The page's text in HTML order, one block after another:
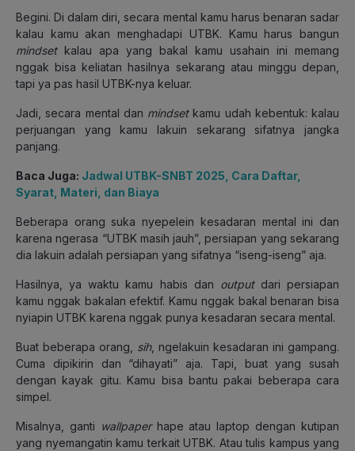
Begini. Di dalam diri, secara mental kamu harus benaran sadar
kalau kamu akan menghadapi UTBK. Kamu harus bangun
mindset kalau apa yang bakal kamu usahain ini memang
nggak bisa keliatan hasilnya sekarang atau minggu depan,
tapi ya pas hasil UTBK-nya keluar.
Jadi, secara mental dan mindset kamu udah kebentuk: kalau
perjuangan yang kamu lakuin sekarang sifatnya jangka
panjang.
Baca Juga: Jadwal UTBK-SNBT 2025, Cara Daftar,
Syarat, Materi, dan Biaya
Beberapa orang suka nyepelein kesadaran mental ini dan
karena ngerasa “UTBK masih jauh”, persiapan yang sekarang
dia lakuin adalah persiapan yang sifatnya “iseng-iseng” aja.
Hasilnya, ya waktu kamu habis dan output dari persiapan
kamu nggak bakalan efektif. Kamu nggak bakal benaran bisa
nyiapin UTBK karena nggak punya kesadaran secara mental.
Buat beberapa orang, sih, ngelakuin kesadaran ini gampang.
Cuma dipikirin dan “dihayati” aja. Tapi, buat yang susah
dengan kayak gitu. Kamu bisa bantu pakai beberapa cara
simpel.
Misalnya, ganti wallpaperhape atau laptop dengan kutipan
yang nyemangatin kamu terkait UTBK. Atau tulis kampus yang